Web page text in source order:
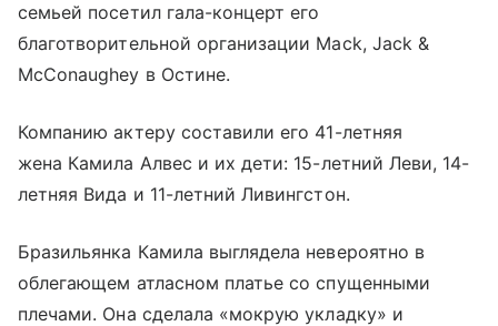
семьей посетил гала-концерт его
благотворительной организации Mack, Jack &
McConaughey в Остине.
Компанию актеру составили его 41-летняя
жена Камила Алвес и их дети: 15-летний Леви, 14-
летняя Вида и 11-летний Ливингстон.
Бразильянка Камила выглядела невероятно в
облегающем атласном платье со спущенными
плечами. Она сделала «мокрую укладку» и